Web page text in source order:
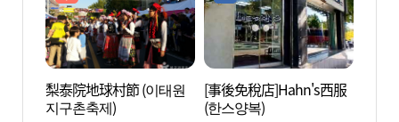
梨泰院地球村節 (이태원
지구촌축제)
[事後免稅店]Hahn's西服
(한스양복)